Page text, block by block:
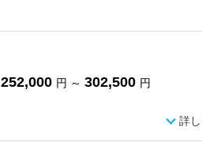
252,000 円 ～ 302,500 円
詳